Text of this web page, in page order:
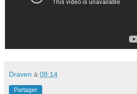
Draven à 08:14
Partager